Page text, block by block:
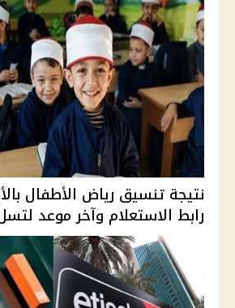
نتيجة تنسيق رياض الأطفال
رابط الاستعلام وآخر موعد